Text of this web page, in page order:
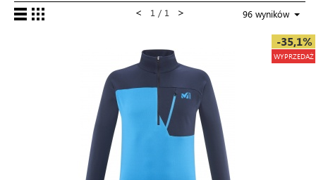
< 1 / 1 > 96 wyników
-35,1%
WYPRZEDAŻ